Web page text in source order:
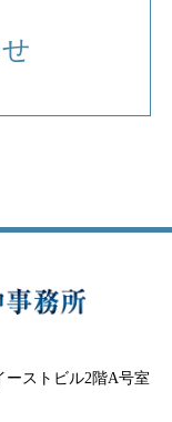
ーストビル2階A号室